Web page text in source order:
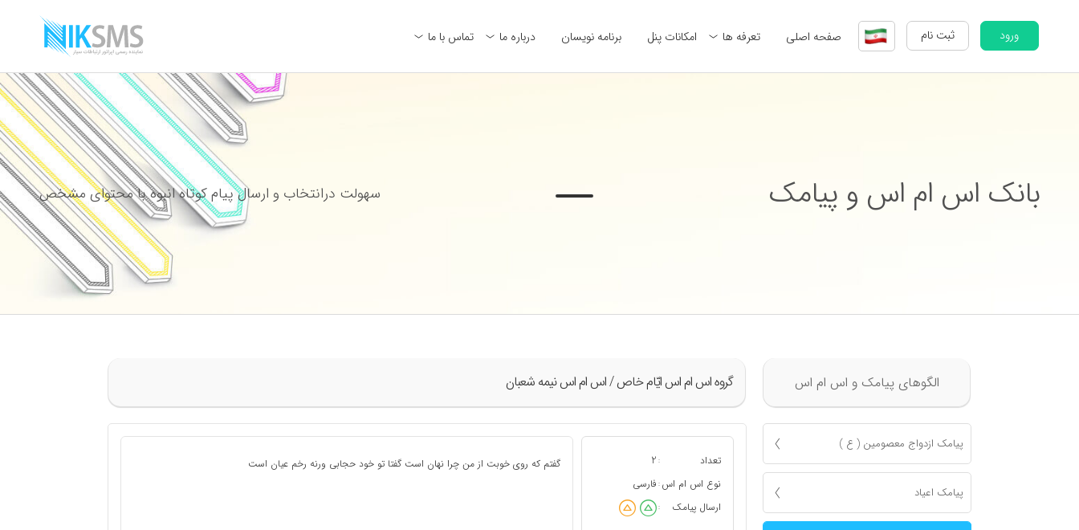
ورود ثبت نام صفحه اصلی تعرفه ها امکانات پنل برنامه نویسان درباره ما تماس با ما
بانک اس ام اس و پیامک سهولت درانتخاب و ارسال پیام کوتاه انبوه با محتوای مشخص
الگوهای پیامک و اس ام اس
پیامک ازدواج معصومين ( ع )
پیامک اعياد
گروه اس ام اس ايّام خاص / اس ام اس نیمه شعبان
تعداد :
2
نوع اس ام اس : فارسی
ارسال پیامک
:
گفتم که روی خوبت از من چرا نهان است گفتا تو خود حجابی ورنه رخم عیان است